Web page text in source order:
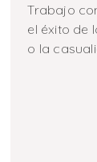
Trabajo
el éxito de
o la